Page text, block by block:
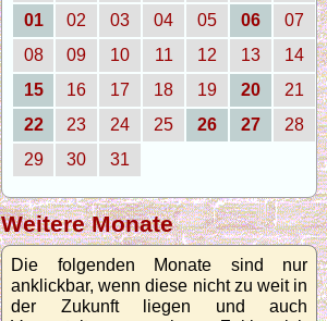
01
02 03 04 05 06
07
08
09 10 11 12 13
14
15
16 17 18 19 20
21
22
23 24 25 26 27
28
29
30 31
Weitere Monate
Die folgenden Monate sind nur
anklickbar, wenn diese nicht zu weit in
der Zukunft liegen und auch